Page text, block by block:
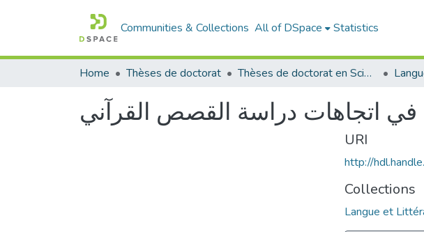
Communities & Collections All of DSpace Statistics
Home Thèses de doctorat Thèses de doctorat en Sciences
في اتجاهات دراسة القصص القرآني
URI
http://
Collections